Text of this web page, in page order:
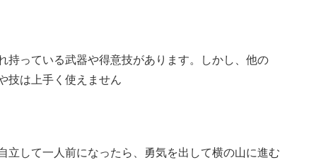
持っている武器や得意技があります。しかし、他の
技は上手く使えません
立して一人前になったら、勇気を出して横の山に進む